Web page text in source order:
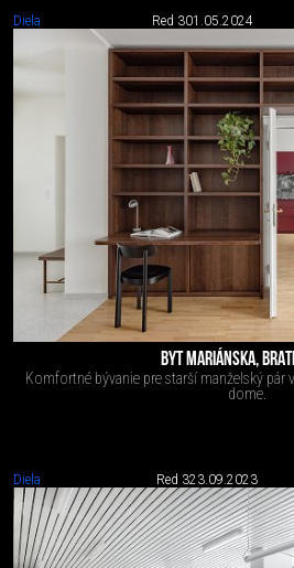
Diela Red 301.05.2024
BYT MARIÁNSKA,
Komfortné bývanie pre starší manželský
dome.
Diela Red 323.09.2023